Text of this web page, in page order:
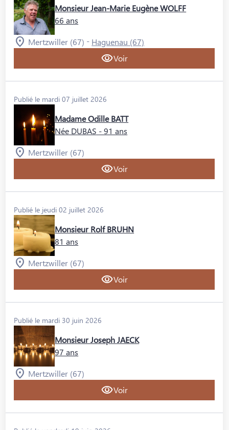
Monsieur Jean-Marie Eugène WOLFF
66 ans
Mertzwiller (67) - Haguenau (67)
Voir
Publié le mardi 07 juillet 2026
Madame Odille BATT
Née DUBAS - 91 ans
Mertzwiller (67)
Voir
Publié le jeudi 02 juillet 2026
Monsieur Rolf BRUHN
81 ans
Mertzwiller (67)
Voir
Publié le mardi 30 juin 2026
Monsieur Joseph JAECK
97 ans
Mertzwiller (67)
Voir